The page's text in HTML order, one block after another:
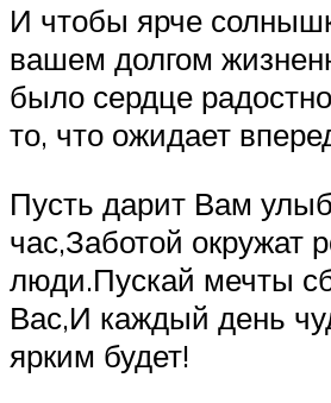
И чтобы ярче
вашем долгом
было сердце
то, что ожидает
Пусть дарит Вам
час,Заботой окружат
люди.Пускай мечты
Вас,И каждый день
ярким будет!